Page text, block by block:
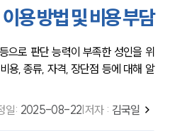
용 방법 및 비용 부담
으로 판단 능력이 부족한 성인을 위
용, 종류, 자격, 장단점 등에 대해 알
일: 2025-08-22 저자 : 김국일